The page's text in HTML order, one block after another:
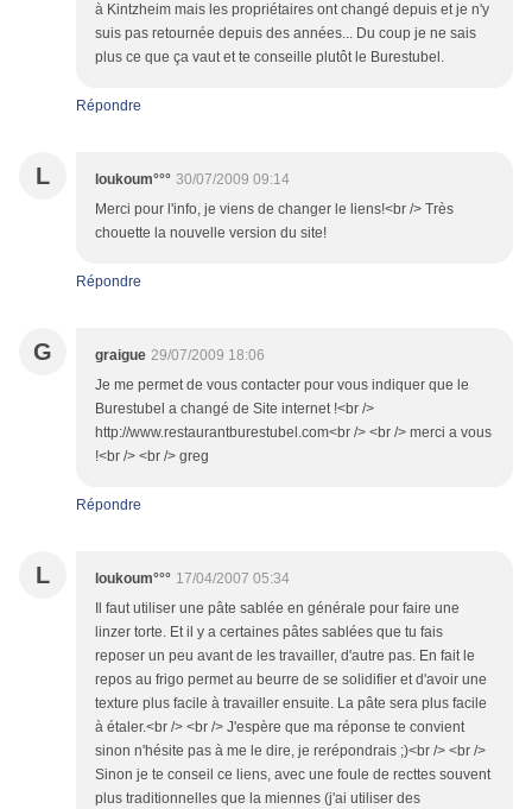
à Kintzheim mais les propriétaires ont changé depuis et je n'y
suis pas retournée depuis des années... Du coup je ne sais
plus ce que ça vaut et te conseille plutôt le Burestubel.
Répondre
L loukoum°°° 30/07/2009 09:14
Merci pour l'info, je viens de changer le liens!<br /> Très
chouette la nouvelle version du site!
Répondre
G graigue 29/07/2009 18:06
Je me permet de vous contacter pour vous indiquer que le
Burestubel a changé de Site internet !<br />
http://www.restaurantburestubel.com<br /> <br /> merci a vous
!<br /> <br /> greg
Répondre
L loukoum°°° 17/04/2007 05:34
Il faut utiliser une pâte sablée en générale pour faire une
linzer torte. Et il y a certaines pâtes sablées que tu fais
reposer un peu avant de les travailler, d'autre pas. En fait le
repos au frigo permet au beurre de se solidifier et d'avoir une
texture plus facile à travailler ensuite. La pâte sera plus facile
à étaler.<br /> <br /> J'espère que ma réponse te convient
sinon n'hésite pas à me le dire, je rerépondrais ;)<br /> <br />
Sinon je te conseil ce liens, avec une foule de recttes souvent
plus traditionnelles que la miennes (j'ai utiliser des